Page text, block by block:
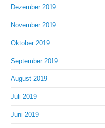
Dezember 2019
November 2019
Oktober 2019
September 2019
August 2019
Juli 2019
Juni 2019